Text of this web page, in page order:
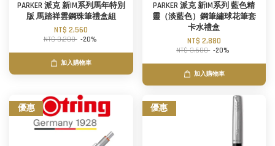
PARKER 派克 新IM系列馬年特別
版 馬踏祥雲鋼珠筆禮盒組
NT$ 2,560
NT$ 3,200 -20%
加入購物車
PARKER 派克 新IM系列 藍色精
靈（淡藍色）鋼筆繡球花筆套
卡水禮盒
NT$ 2,880
NT$ 3,600 -20%
加入購物車
優惠 優惠